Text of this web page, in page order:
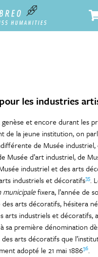
les industries
et encore durant les
de la jeune institution, on
de Musée industriel,
Musée d’art industriel, de
industriel et des arts
industriels et décoratifs35.
municipalefixera, l’année de
arts décoratifs, hésitera
arts industriels et décoratifs,
sa première dénomination
arts décoratifs que
adopté le 21 mai 188636.